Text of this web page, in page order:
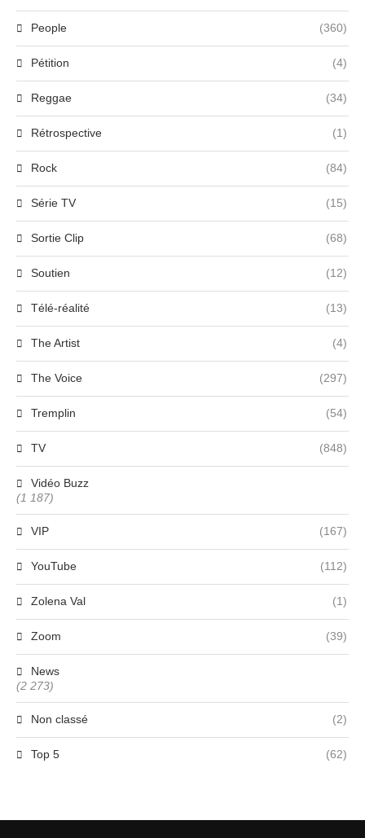
People (360)
Pétition (4)
Reggae (34)
Rétrospective (1)
Rock (84)
Série TV (15)
Sortie Clip (68)
Soutien (12)
Télé-réalité (13)
The Artist (4)
The Voice (297)
Tremplin (54)
TV (848)
Vidéo Buzz
(1 187)
VIP (167)
YouTube (112)
Zolena Val (1)
Zoom (39)
News
(2 273)
Non classé (2)
Top 5 (62)